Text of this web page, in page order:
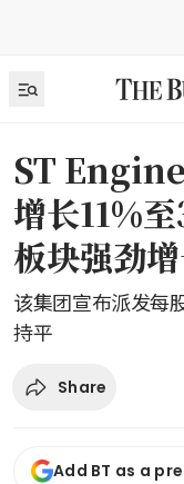
ST
增长11%
板块强劲
该集团宣布派发每
持平
Share
Add BT as a